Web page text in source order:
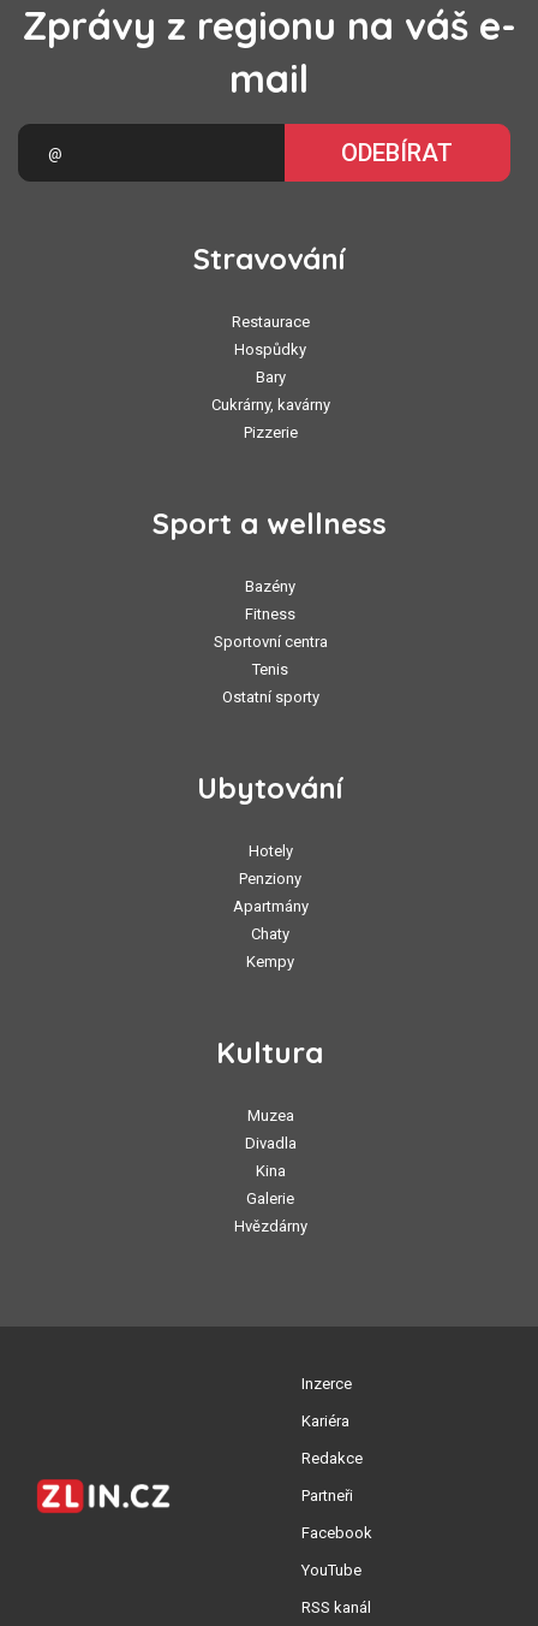
Zprávy z regionu na váš e-
mail
ODEBÍRAT
Stravování
Restaurace
Hospůdky
Bary
Cukrárny, kavárny
Pizzerie
Sport a wellness
Bazény
Fitness
Sportovní centra
Tenis
Ostatní sporty
Ubytování
Hotely
Penziony
Apartmány
Chaty
Kempy
Kultura
Muzea
Divadla
Kina
Galerie
Hvězdárny
Inzerce
Kariéra
Redakce
Partneři
Facebook
YouTube
RSS kanál